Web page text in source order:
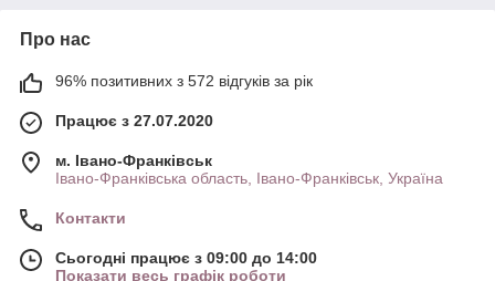
Про нас
96% позитивних з 572 відгуків за рік
Працює з 27.07.2020
м. Івано-Франківськ
Івано-Франківська область, Івано-Франківськ, Україна
Контакти
Сьогодні працює з 09:00 до 14:00
Показати весь графік роботи